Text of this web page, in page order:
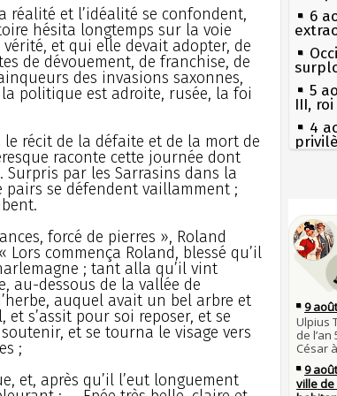
réalité et l’idéalité se confondent,
hésita longtemps sur la voie
et qui elle devait adopter, de
de dévouement, de franchise, de
des invasions saxonnes,
politique est adroite, rusée, la foi
récit de la défaite et de la mort de
raconte cette journée dont
par les Sarrasins dans la
pairs se défendent vaillamment ;
forcé de pierres », Roland
commença Roland, blessé qu’il
; tant alla qu’il vint
au-dessous de la vallée de
auquel avait un bel arbre et
s’assit pour soi reposer, et se
et se tourna le visage vers
;
et, après qu’il l’eut longuement
6
5
III,
4
2
31
les
en
27
mort